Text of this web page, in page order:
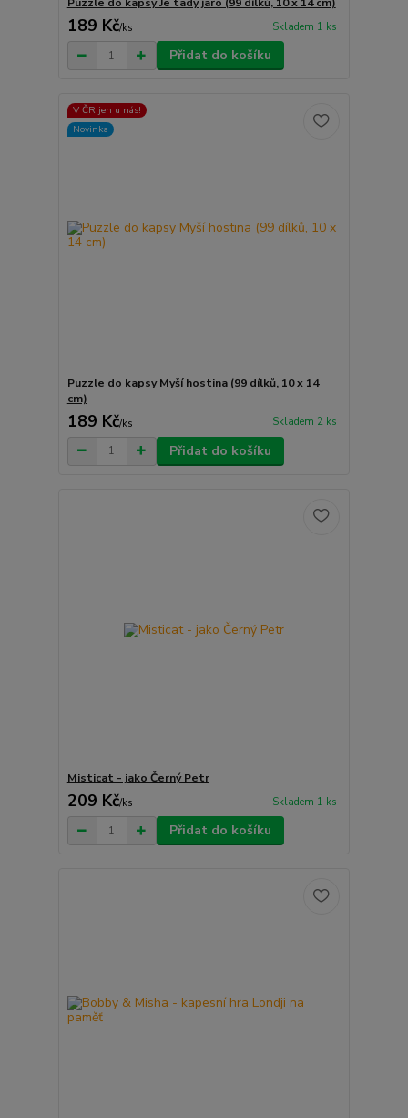
Puzzle do kapsy Je tady jaro (99 dílků, 10 x 14 cm)
189 Kč/ks Skladem 1 ks
Přidat do košíku
V ČR jen u nás!
Novinka
Puzzle do kapsy Myší hostina (99 dílků, 10 x 14
cm)
189 Kč/ks Skladem 2 ks
Přidat do košíku
Misticat - jako Černý Petr
209 Kč/ks Skladem 1 ks
Přidat do košíku